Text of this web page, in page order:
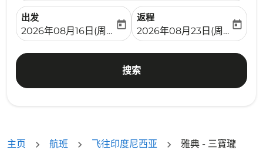
出发
fc-booking-departure-date-aria-label
2026年08月16日(周日)
today
返程
fc-booking-return-date-
2026年08月23日(周日)
today
搜索
主页 航班 飞往印度尼西亚 雅典 - 三寶瓏